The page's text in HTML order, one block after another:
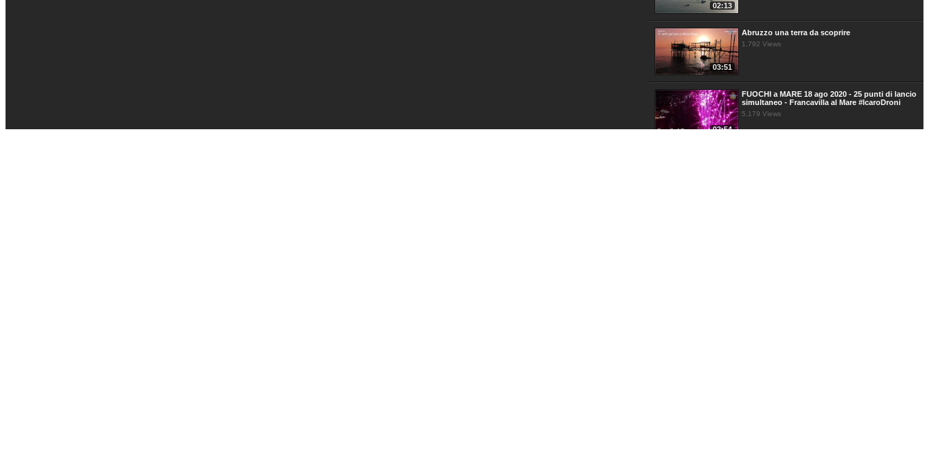
02:13
03:51
Abruzzo una terra da scoprire
1,792 Views
02:54
FUOCHI a MARE 18 ago 2020 - 25 punti di lancio
simultaneo - Francavilla al Mare #IcaroDroni
5,179 Views